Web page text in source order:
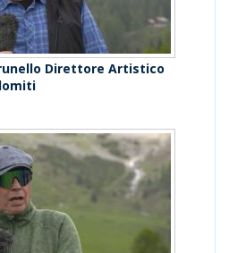
Direttore Artistico